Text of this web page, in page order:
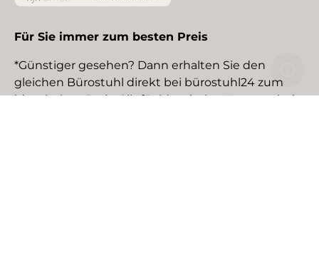
Für Sie immer zum besten Preis
*Günstiger gesehen? Dann erhalten Sie den
gleichen Bürostuhl direkt bei bürostuhl24 zum
identischen Preis. Gilt für identische Neuware bei